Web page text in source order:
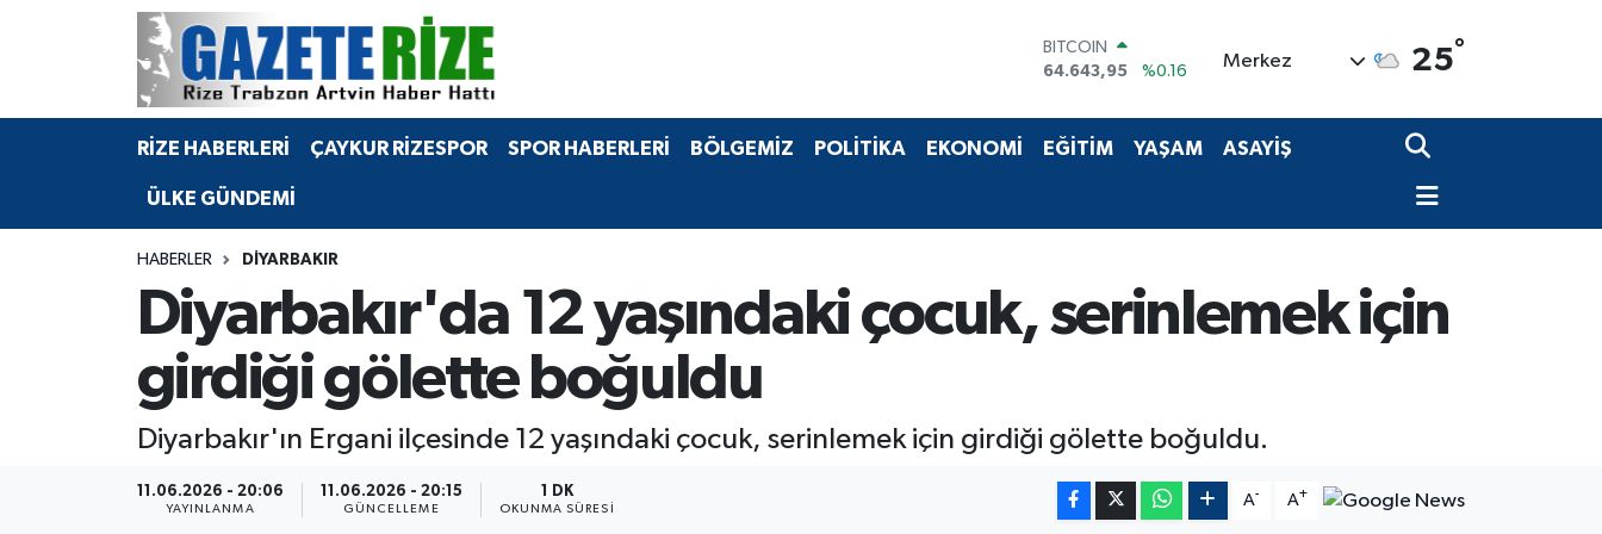
BITCOIN
64.643,95
%0.16
47,6704
%0
EURO
13.799
%70
Merkez 25°
RİZE HABERLERİ ÇAYKUR RİZESPOR SPOR HABERLERİ BÖLGEMİZ POLİTİKA EKONOMİ EĞİTİM YAŞAM ASAYİŞ
ÜLKE GÜNDEMİ
HABERLER DIYARBAKIR
Diyarbakır'da 12 yaşındaki çocuk, serinlemek için
girdiği gölette boğuldu
Diyarbakır'ın Ergani ilçesinde 12 yaşındaki çocuk, serinlemek için girdiği gölette boğuldu.
11.06.2026 - 20:06
YAYINLANMA
11.06.2026 - 20:15
GÜNCELLEME
1 DK
OKUNMA SÜRESI
A- A+
BÖLGEMİZ
Bilim Teknoloji
Advertising news
Merkez Nöbetçi Eczaneler
Merkez Hava Durumu
Merkez Trafik Yoğunluk Haritası
Tüm Manşetler
Son Dakika Haberleri
Haber Arşivi